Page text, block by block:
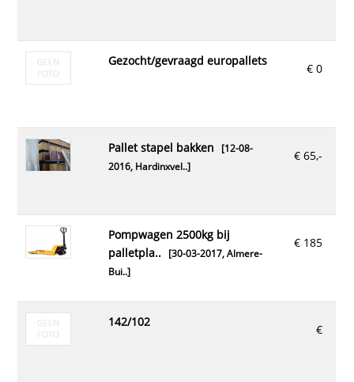
€ 0
gezocht/gevraagd europallets
€ 65,-
pallet stapel bakken [12-08-
2016, Hardinxvel..]
€ 185
pompwagen 2500kg bij
palletpla..[30-03-2017, Almere-
Bui..]
€
142/102